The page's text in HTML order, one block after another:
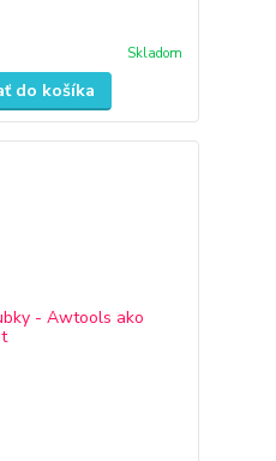
Skladom
do košíka